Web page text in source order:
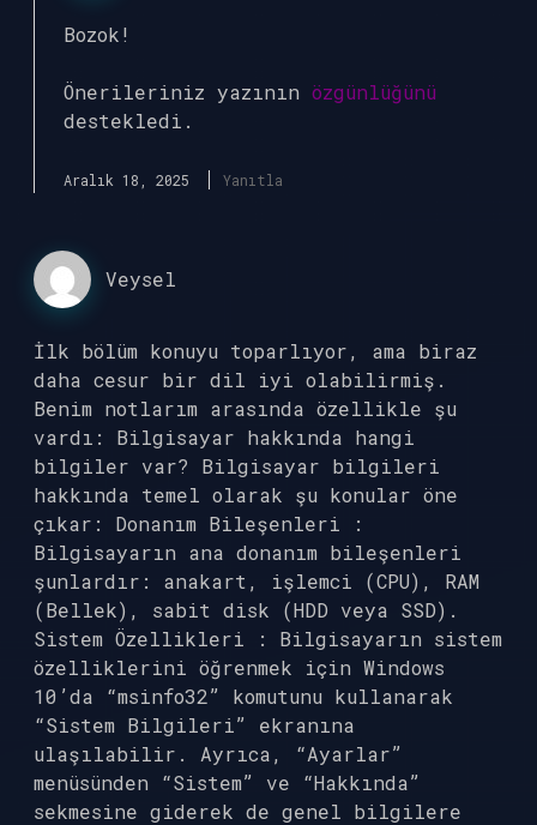
Bozok!
Önerileriniz yazının özgünlüğünü
destekledi.
Aralık 18, 2025 Yanıtla
Veysel
İlk bölüm konuyu toparlıyor, ama biraz
daha cesur bir dil iyi olabilirmiş.
Benim notlarım arasında özellikle şu
vardı: Bilgisayar hakkında hangi
bilgiler var? Bilgisayar bilgileri
hakkında temel olarak şu konular öne
çıkar: Donanım Bileşenleri :
Bilgisayarın ana donanım bileşenleri
şunlardır: anakart, işlemci (CPU), RAM
(Bellek), sabit disk (HDD veya SSD).
Sistem Özellikleri : Bilgisayarın sistem
özelliklerini öğrenmek için Windows
10’da “msinfo32” komutunu kullanarak
“Sistem Bilgileri” ekranına
ulaşılabilir. Ayrıca, “Ayarlar”
menüsünden “Sistem” ve “Hakkında”
sekmesine giderek de genel bilgilere